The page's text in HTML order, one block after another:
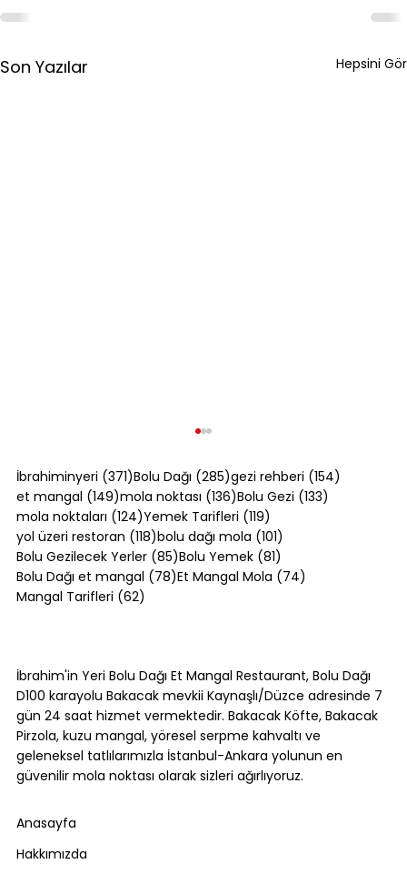
Son Yazılar Hepsini Gör
Tek Yer: Bakacak Mevkii [2026]
İbrahiminyeri (371)371 yazı
Bolu Dağı (285)285 yazı
gezi rehberi (154)
et mangal (149)149 yazı
mola noktası (136)136 yazı
Bolu Gezi (133)
mola noktaları (124)124 yazı
Yemek Tarifleri (119)
yol üzeri restoran (118)118 yazı
bolu dağı mola (101)
Bolu Gezilecek Yerler (85)85 yazı
Bolu Yemek (81)
Bolu Dağı et mangal (78)78 yazı
Et Mangal Mola (74)
Mangal Tarifleri (62)
İbrahim'in Yeri Bolu Dağı Et Mangal Restaurant, Bolu Dağı
D100 karayolu Bakacak mevkii Kaynaşlı/Düzce adresinde 7
gün 24 saat hizmet vermektedir. Bakacak Köfte, Bakacak
Pirzola, kuzu mangal, yöresel serpme kahvaltı ve
geleneksel tatlılarımızla İstanbul-Ankara yolunun en
güvenilir mola noktası olarak sizleri ağırlıyoruz.
Anasayfa
Hakkımızda